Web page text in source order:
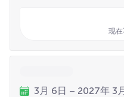
现
3月 6日 – 2027年 3